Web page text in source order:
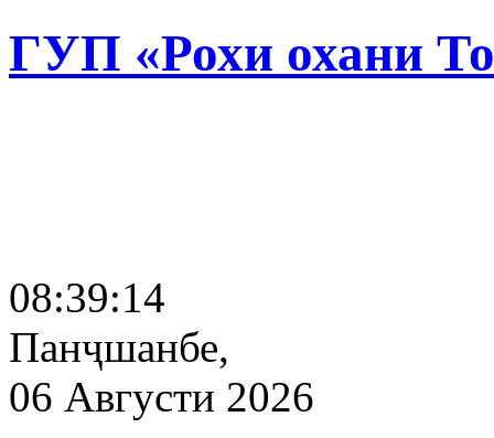
ГУП «Рохи охани
08:39:15
Панҷшанбе,
06 Августи 2026